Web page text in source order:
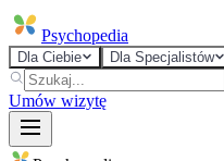
Psychopedia
Dla Ciebie Dla Specjalistów
Umów wizytę